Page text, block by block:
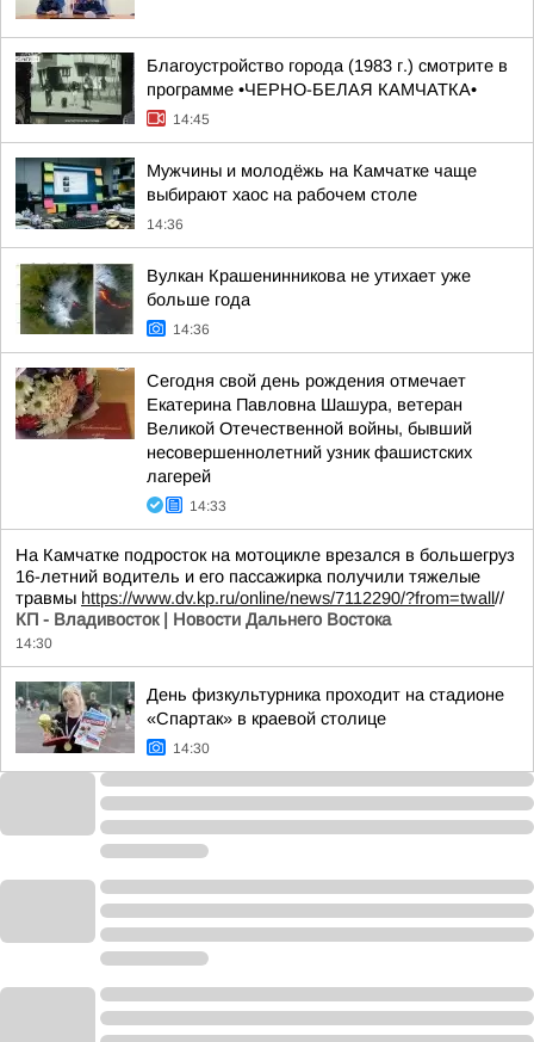
Благоустройство города (1983 г.) смотрите в
программе •ЧЕРНО-БЕЛАЯ КАМЧАТКА•
14:45
Мужчины и молодёжь на Камчатке чаще
выбирают хаос на рабочем столе
14:36
Вулкан Крашенинникова не утихает уже
больше года
14:36
Сегодня свой день рождения отмечает
Екатерина Павловна Шашура, ветеран
Великой Отечественной войны, бывший
несовершеннолетний узник фашистских
лагерей
14:33
На Камчатке подросток на мотоцикле врезался в большегруз
16-летний водитель и его пассажирка получили тяжелые
травмы https://www.dv.kp.ru/online/news/7112290/?from=twall//
КП - Владивосток | Новости Дальнего Востока
14:30
День физкультурника проходит на стадионе
«Спартак» в краевой столице
14:30